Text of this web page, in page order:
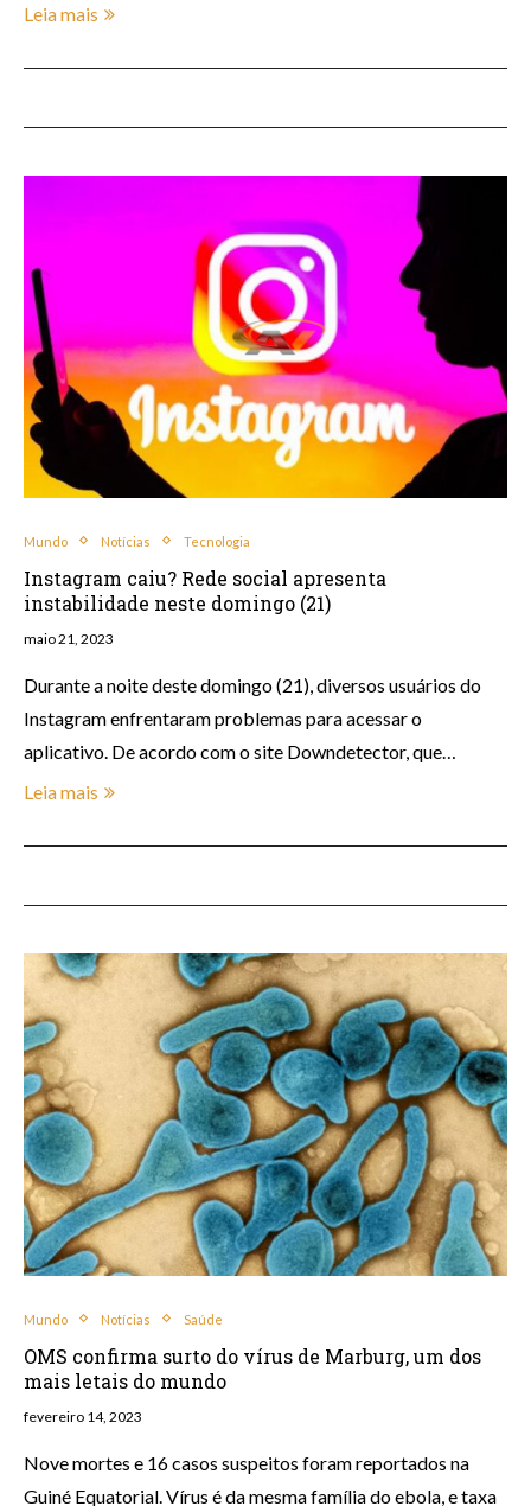
Leia mais
Mundo Notícias Tecnologia
Instagram caiu? Rede social apresenta
instabilidade neste domingo (21)
maio 21, 2023
Durante a noite deste domingo (21), diversos usuários do
Instagram enfrentaram problemas para acessar o
aplicativo. De acordo com o site Downdetector, que…
Leia mais
Mundo Notícias Saúde
OMS confirma surto do vírus de Marburg, um dos
mais letais do mundo
fevereiro 14, 2023
Nove mortes e 16 casos suspeitos foram reportados na
Guiné Equatorial. Vírus é da mesma família do ebola, e taxa